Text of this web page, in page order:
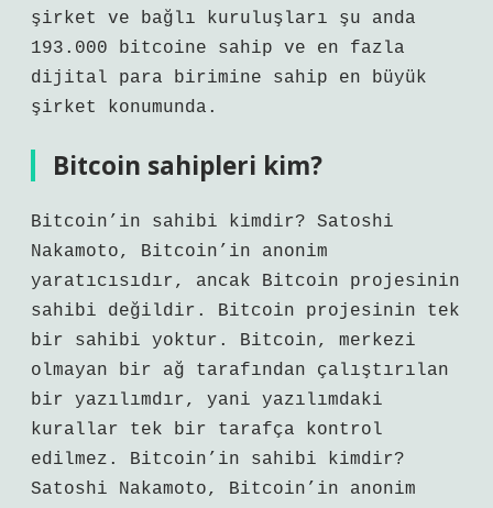
şirket ve bağlı kuruluşları şu anda
193.000 bitcoine sahip ve en fazla
dijital para birimine sahip en büyük
şirket konumunda.
Bitcoin sahipleri kim?
Bitcoin’in sahibi kimdir? Satoshi
Nakamoto, Bitcoin’in anonim
yaratıcısıdır, ancak Bitcoin projesinin
sahibi değildir. Bitcoin projesinin tek
bir sahibi yoktur. Bitcoin, merkezi
olmayan bir ağ tarafından çalıştırılan
bir yazılımdır, yani yazılımdaki
kurallar tek bir tarafça kontrol
edilmez. Bitcoin’in sahibi kimdir?
Satoshi Nakamoto, Bitcoin’in anonim